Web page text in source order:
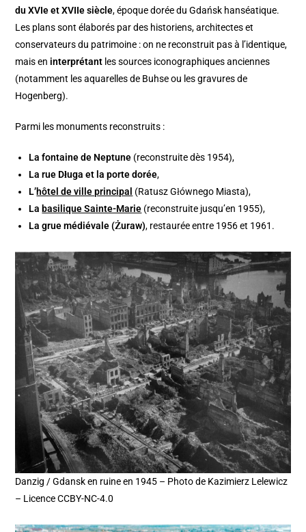
du XVIe et XVIIe siècle, époque dorée du Gdańsk hanséatique.
Les plans sont élaborés par des historiens, architectes et
conservateurs du patrimoine : on ne reconstruit pas à l’identique,
mais en interprétant les sources iconographiques anciennes
(notamment les aquarelles de Buhse ou les gravures de
Hogenberg).
Parmi les monuments reconstruits :
La fontaine de Neptune (reconstruite dès 1954),
La rue Długa et la porte dorée,
L’hôtel de ville principal (Ratusz Głównego Miasta),
La basilique Sainte-Marie (reconstruite jusqu’en 1955),
La grue médiévale (Żuraw), restaurée entre 1956 et 1961.
Danzig / Gdansk en ruine en 1945 – Photo de Kazimierz Lelewicz
– Licence CCBY-NC-4.0